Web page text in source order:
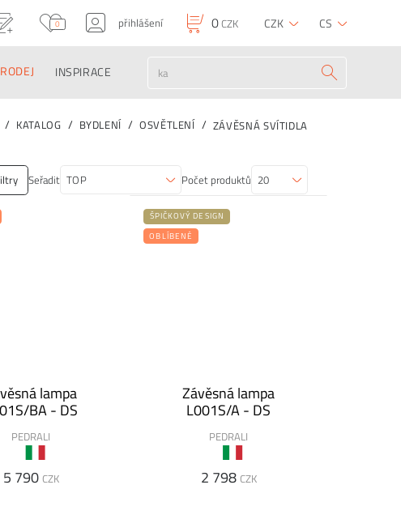
0 přihlášení 0CZK CZK CS
INSPIRACE
KATALOG BYDLENÍ OSVĚTLENÍ ZÁVĚSNÁ SVÍTIDLA
Seřadit Počet produktů
lampa
BA - DS
PEDRALI
5 790 CZK
ŠPIČKOVÝ DESIGN
OBLÍBENÉ
Závěsná lampa
L001S/A - DS
PEDRALI
2 798 CZK